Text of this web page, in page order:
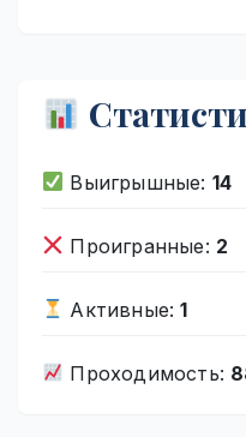
Выигрышные: 14
Проигранные: 2
Активные:1
Проходимость: